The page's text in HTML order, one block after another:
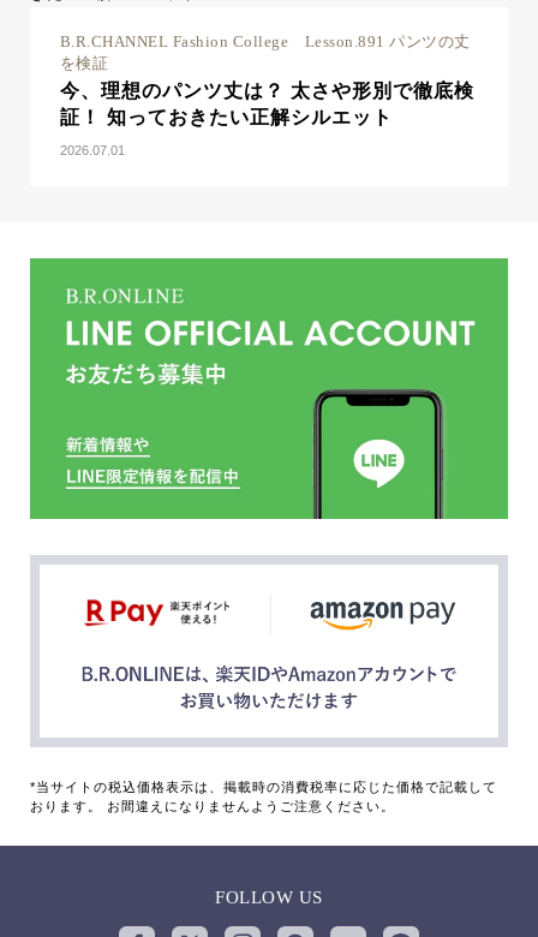
B.R.CHANNEL Fashion College Lesson.891 パンツの丈
を検証
今、理想のパンツ丈は？ 太さや形別で徹底検
証！ 知っておきたい正解シルエット
2026.07.01
*当サイトの税込価格表示は、掲載時の消費税率に応じた価格で記載して
おります。 お間違えになりませんようご注意ください。
FOLLOW US